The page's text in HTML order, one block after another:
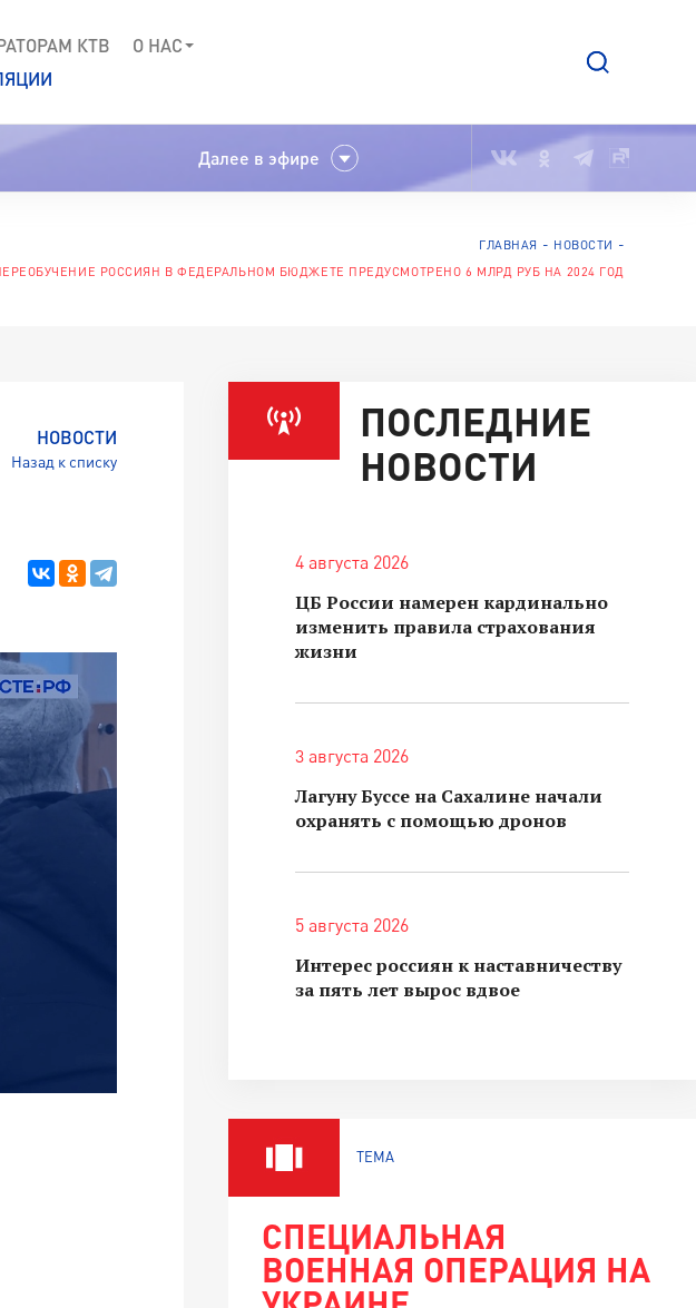
КТВ
О НАС
Далее в эфире
ГЛАВНАЯ
НОВОСТИ
РОССИЯН В ФЕДЕРАЛЬНОМ БЮДЖЕТЕ ПРЕДУСМОТРЕНО 6 МЛРД РУБ НА 2024 ГОД
НОВОСТИ
Назад к списку
ПОСЛЕДНИЕ
НОВОСТИ
4 августа 2026
ЦБ России намерен кардинально
изменить правила страхования
жизни
3 августа 2026
Лагуну Буссе на Сахалине начали
охранять с помощью дронов
5 августа 2026
Интерес россиян к наставничеству
за пять лет вырос вдвое
ТЕМА
СПЕЦИАЛЬНАЯ
ВОЕННАЯ ОПЕРАЦИЯ НА